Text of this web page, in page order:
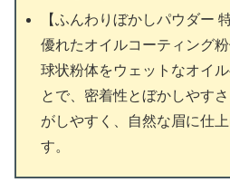
【ふんわりぼかしパウダー
優れたオイルコーティング
球状粉体をウェットなオイ
とで、密着性とぼかしやす
がしやすく、自然な眉に仕
す。